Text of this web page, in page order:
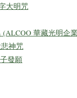
大明咒
華藏光明企
神咒
發願